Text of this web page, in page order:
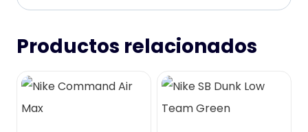
Productos relacionados